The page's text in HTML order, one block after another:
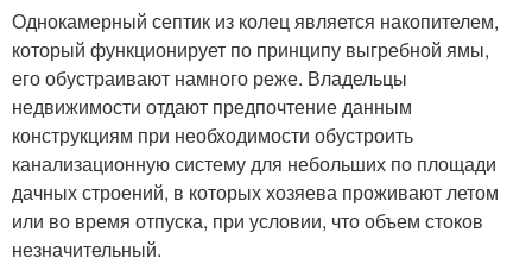
Однокамерный септик из колец является накопителем,
который функционирует по принципу выгребной ямы,
его обустраивают намного реже. Владельцы
недвижимости отдают предпочтение данным
конструкциям при необходимости обустроить
канализационную систему для небольших по площади
дачных строений, в которых хозяева проживают летом
или во время отпуска, при условии, что объем стоков
незначительный.